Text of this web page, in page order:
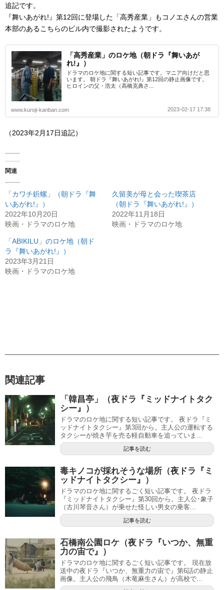
追記です。
『舞いあがれ!』第12回に登場した「高秀産業」もコノエさんの営業
本部のあるこちらのビル内で撮影されたようです。
「高秀産業」のロケ地（朝ドラ『舞いあが
れ!』）
ドラマのロケ地に関する短い記事です。マニア向けだと思
います。 朝ドラ『舞いあがれ!』第12回の静止画像です。
ヒロインの父・浩太（高橋克典さ...
www.kuroji-kanban.com 2023-02-17 17:38
（2023年2月17日追記）
関連
「カワチ鋲螺」（朝ドラ『舞
いあがれ!』）
2022年10月20日
映画・ドラマのロケ地
久留美が母と会った喫茶店
（朝ドラ『舞いあがれ!』）
2022年11月18日
映画・ドラマのロケ地
「ABIKILU」のロケ地（朝ド
ラ『舞いあがれ!』）
2023年3月21日
映画・ドラマのロケ地
関連記事
「韓昌亭」（夜ドラ『ミッドナイトタク
シー』）
ドラマのロケ地に関する短い記事です。 夜ドラ『ミ
ッドナイトタクシー』第3回から。主人公の運転する
タクシーが焼き芋を売る軽自動車を追っていま...
記事を読む
毒キノコが採れそうな場所（夜ドラ『ミ
ッドナイトタクシー』）
ドラマのロケ地に関するごく短い記事です。 夜ドラ
『ミッドナイトタクシー』第30回から。主人公･象子
（古川琴音さん）が乗せた怪しい男女の乗客...
記事を読む
石橋南公園ロケ（夜ドラ『いつか、無重
力の宙で』）
ドラマのロケ地に関するごく短い記事です。 現在放
送中の夜ドラ『いつか、無重力の宙で』第6話の静止
画像。主人公の飛鳥（木竜麻生さん）が高校で...